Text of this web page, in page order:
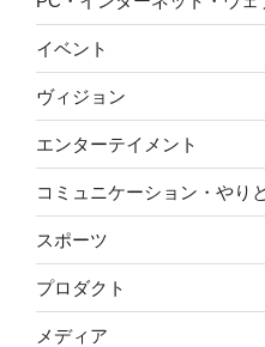
イベント
ヴィジョン
エンターテイメント
コミュニケーション・やり
スポーツ
プロダクト
メディア